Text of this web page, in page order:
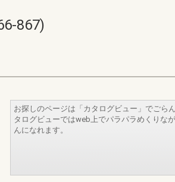
867)
お探しのページは「カタログビュー」でごら
タログビューではweb上でパラパラめくりな
んになれます。